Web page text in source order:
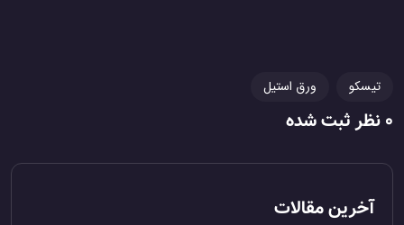
تیسکو ورق استیل
0 نظر ثبت شده
آخرین مقالات